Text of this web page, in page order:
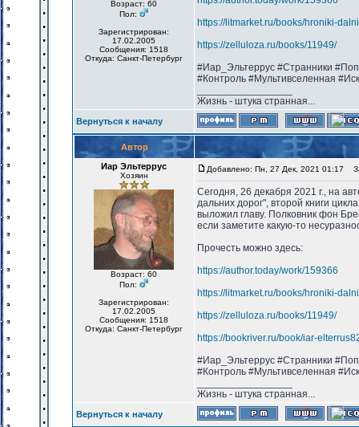
Возраст: 60
Пол:
Зарегистрирован:
17.02.2005
Сообщения: 1518
Откуда: Санкт-Петербург
https://litmarket.ru/books/hroniki-
https://zelluloza.ru/books/11949/
#Иар_Эльтеррус #Странники
#Контроль #Мультивселенная
Жизнь - штука странная...
Вернуться к началу
Автор
Иар Эльтеррус
Хозяин
Возраст: 60
Пол:
Зарегистрирован:
17.02.2005
Сообщения: 1518
Откуда: Санкт-Петербург
Добавлено: Пн, 27 Дек, 2021 01:17
Сегодня, 26 декабря 2021 г., на
дальних дорог", второй книги
выложил главу. Полковник фон
если заметите какую-то
Прочесть можно здесь:
https://author.today/work/159366
https://litmarket.ru/books/hroniki-
https://zelluloza.ru/books/11949/
https://bookriver.ru/book/iar-
#Иар_Эльтеррус #Странники
#Контроль #Мультивселенная
Жизнь - штука странная...
Вернуться к началу